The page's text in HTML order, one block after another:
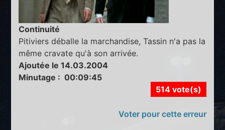
Continuité
Pitiviers déballe la marchandise, Tassin n'a pas la
même cravate qu'à son arrivée.
Ajoutée le 14.03.2004
Minutage : 00:09:45
514 vote(s)
Voter pour cette erreur